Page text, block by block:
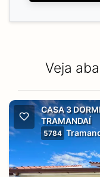
Veja
CASA 3
TRAMANDAÍ
5784